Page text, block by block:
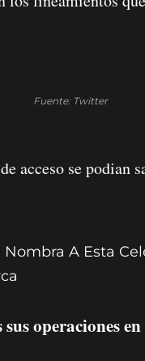
Fuente: Twitter
acceso se podian
A Esta
operaciones en